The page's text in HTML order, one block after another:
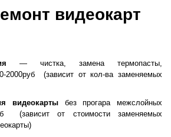
видеокарт
— чистка, замена термопасты,
2000руб
(зависит от кол-ва заменяемых
видеокарты без прогара межслойных
(зависит от стоимости заменяемых